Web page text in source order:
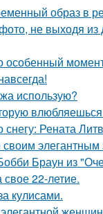
образ в
не выходя из
особенный
использую?
снегу: Рената
своим
Браун из
22-летие.
кулисами.